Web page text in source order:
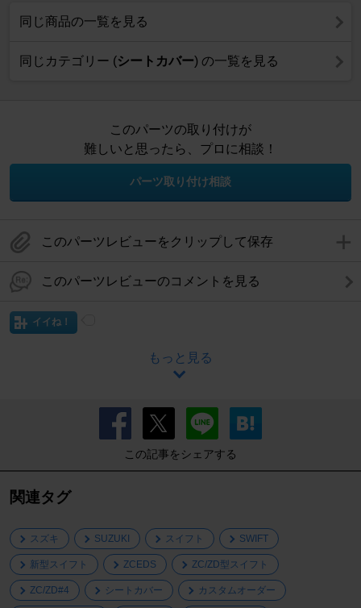
同じ商品の一覧を見る
同じカテゴリー (シートカバー) の一覧を見る
このパーツの取り付けが
難しいと思ったら、プロに相談！
パーツ取り付け相談
このパーツレビューをクリップして保存
このパーツレビューのコメントを見る
イイね！
もっと見る
この記事をシェアする
関連タグ
スズキ SUZUKI スイフト SWIFT
新型スイフト ZCEDS ZC/ZD型スイフト
ZC/ZD#4 シートカバー カスタムオーダー